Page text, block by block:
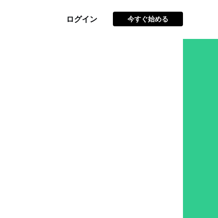
ログイン 今すぐ始める